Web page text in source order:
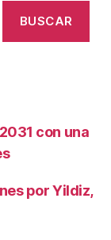
BUSCAR
con una
por Yildiz,